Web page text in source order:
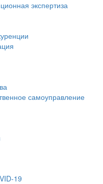
экспертиза
самоуправление
19